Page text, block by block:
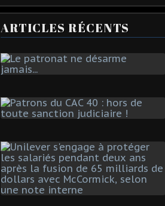
ARTICLES RÉCENTS